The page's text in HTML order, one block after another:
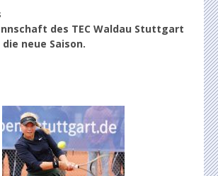
des TEC Waldau Stuttgart
neue Saison.